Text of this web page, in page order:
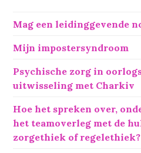
a
a
:
Mag een leidinggevende
Mijn impostersyndroom
Psychische zorg in
uitwisseling met Charkiv
Hoe het spreken over,
het teamoverleg met de
zorgethiek of regelethiek?